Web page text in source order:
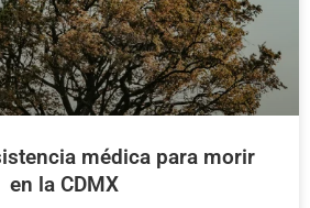
médica para morir
en la CDMX